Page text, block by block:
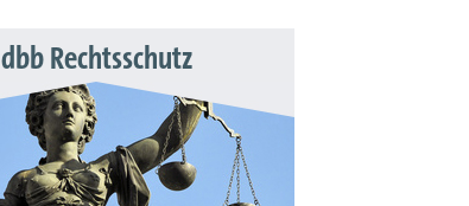
dbb Rechtsschutz